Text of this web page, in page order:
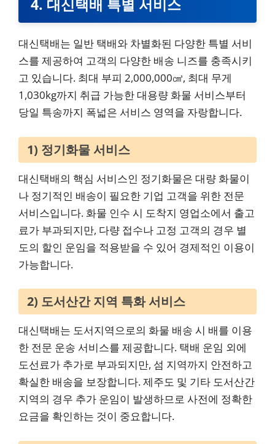
4. 대신택배 특별 서비스
대신택배는 일반 택배와 차별화된 다양한 특별 서비
스를 제공하여 고객의 다양한 배송 니즈를 충족시키
고 있습니다. 최대 부피 2,000,000㎤, 최대 무게
1,030kg까지 취급 가능한 대용량 화물 서비스부터
당일 특송까지 폭넓은 서비스 영역을 자랑합니다.
1) 정기화물 서비스
대신택배의 핵심 서비스인 정기화물은 대량 화물이
나 정기적인 배송이 필요한 기업 고객을 위한 전문
서비스입니다. 화물 인수 시 도착지 영업소에서 출고
료가 부과되지만, 다량 접수나 고정 고객의 경우 별
도의 할인 운임을 적용받을 수 있어 경제적인 이용이
가능합니다.
2) 도서산간 지역 특화 서비스
대신택배는 도서지역으로의 화물 배송 시 배를 이용
한 전문 운송 서비스를 제공합니다. 택배 운임 외에
도선료가 추가로 부과되지만, 섬 지역까지 안전하고
확실한 배송을 보장합니다. 제주도 및 기타 도서산간
지역의 경우 추가 운임이 발생하므로 사전에 정확한
요금을 확인하는 것이 중요합니다.